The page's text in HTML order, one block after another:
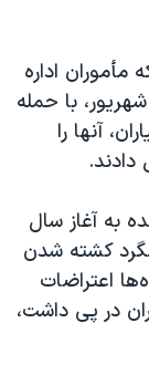
اداره
اطلاعات در استان کردستان، روز جمعه ۲۱ شهریور، با حمله
آنها را
دادند.
به آغاز سال
کشته شدن
اعتراضات
مناطق ایران در پی داشت،